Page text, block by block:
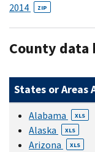
2014
ZIP
County
States or Areas
Alabama XLS
Alaska XLS
Arizona XLS